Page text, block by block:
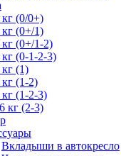
(0/0+)
(0+/1)
(0+/1-2)
(0-1-2-3)
(1)
(1-2)
(1-2-3)
кг (2-3)
Вкладыши в автокресло